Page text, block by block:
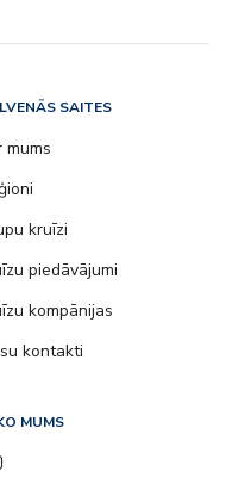
SAITES
mums
kruīzi
piedāvājumi
kompānijas
kontakti
MUMS